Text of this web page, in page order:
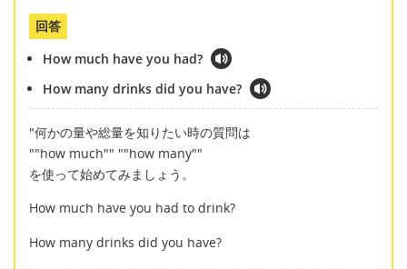
回答
How much have you had?
How many drinks did you have?
"何かの量や総量を知りたい時の質問は
""how much"" ""how many""
を使って始めてみましょう。
How much have you had to drink?
How many drinks did you have?